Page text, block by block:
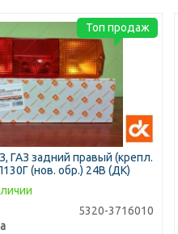
ГАЗ задний правый (крепл.
(нов. обр.) 24В (ДК)
5320-3716010
Топ продаж